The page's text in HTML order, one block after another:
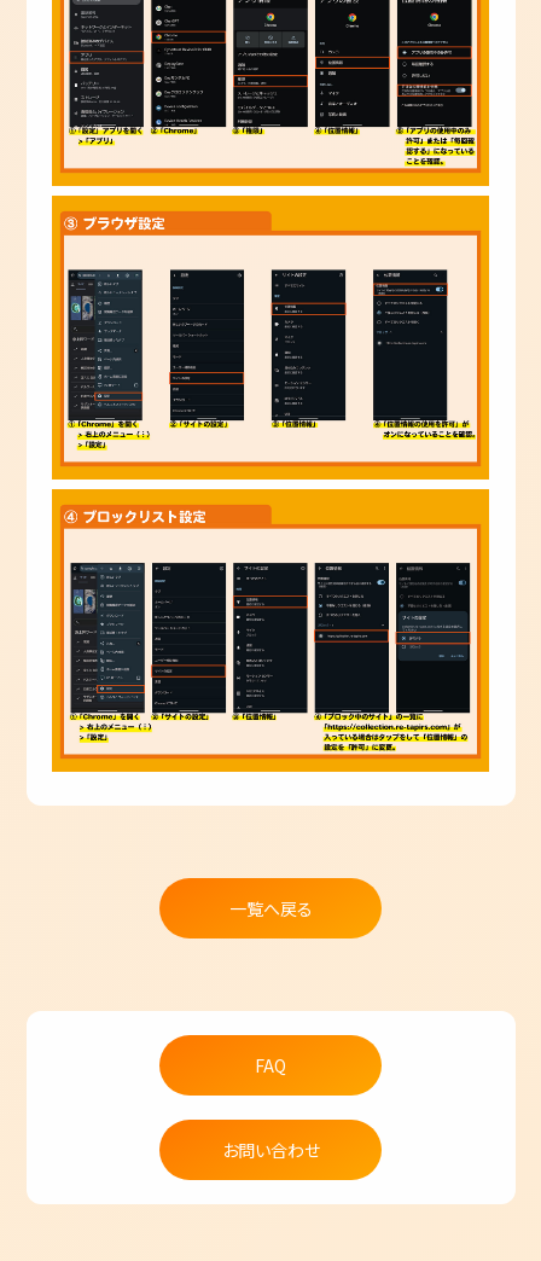
一覧へ戻る
FAQ
お問い合わせ